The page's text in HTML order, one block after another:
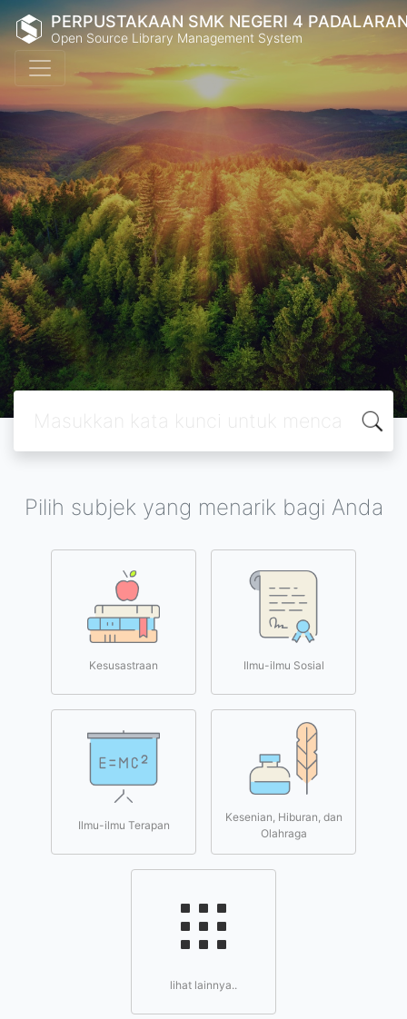
PERPUSTAKAAN SMK NEGERI 4
Open Source Library Management System
Pilih subjek yang menarik bagi Anda
Kesusastraan Ilmu-ilmu Sosial
Ilmu-ilmu Terapan
Kesenian, Hiburan, dan
Olahraga
lihat lainnya..